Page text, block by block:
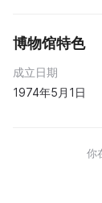
博物馆特色
成立日期
1974年5月1日
你